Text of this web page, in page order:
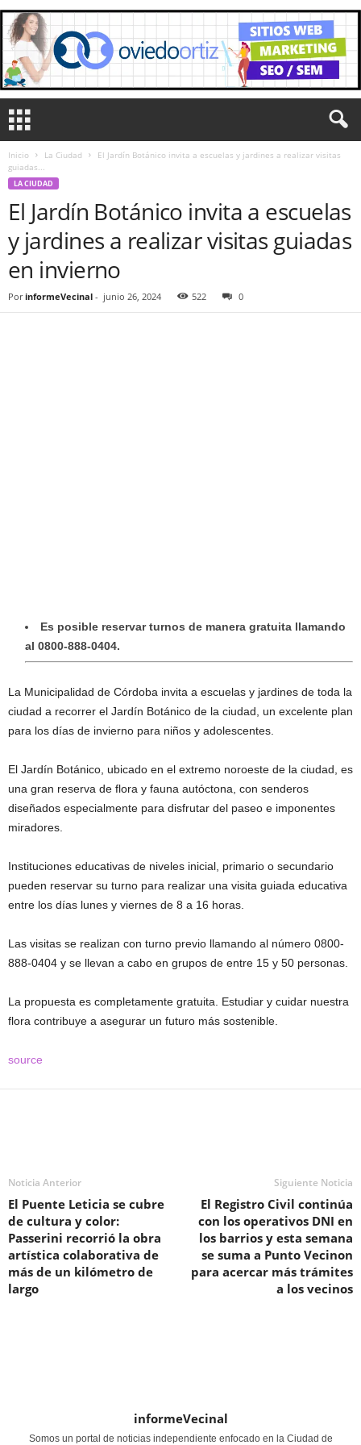
Inicio La Ciudad
El Jardín Botánico invita a escuelas y jardines a realizar visitas
guiadas...
LA CIUDAD
El Jardín Botánico invita a escuelas
y jardines a realizar visitas guiadas
en invierno
Por informeVecinal - junio 26, 2024 522 0
Es posible reservar turnos de manera gratuita llamando
al 0800-888-0404.
La Municipalidad de Córdoba invita a escuelas y jardines de toda la
ciudad a recorrer el Jardín Botánico de la ciudad, un excelente plan
para los días de invierno para niños y adolescentes.
El Jardín Botánico, ubicado en el extremo noroeste de la ciudad, es
una gran reserva de flora y fauna autóctona, con senderos
diseñados especialmente para disfrutar del paseo e imponentes
miradores.
Instituciones educativas de niveles inicial, primario o secundario
pueden reservar su turno para realizar una visita guiada educativa
entre los días lunes y viernes de 8 a 16 horas.
Las visitas se realizan con turno previo llamando al número 0800-
888-0404 y se llevan a cabo en grupos de entre 15 y 50 personas.
La propuesta es completamente gratuita. Estudiar y cuidar nuestra
flora contribuye a asegurar un futuro más sostenible.
source
Noticia Anterior
El Puente Leticia se cubre
de cultura y color:
Passerini recorrió la obra
artística colaborativa de
más de un kilómetro de
largo
Siguiente Noticia
El Registro Civil continúa
con los operativos DNI en
los barrios y esta semana
se suma a Punto Vecinon
para acercar más trámites
a los vecinos
informeVecinal
Somos un portal de noticias independiente enfocado en la Ciudad de